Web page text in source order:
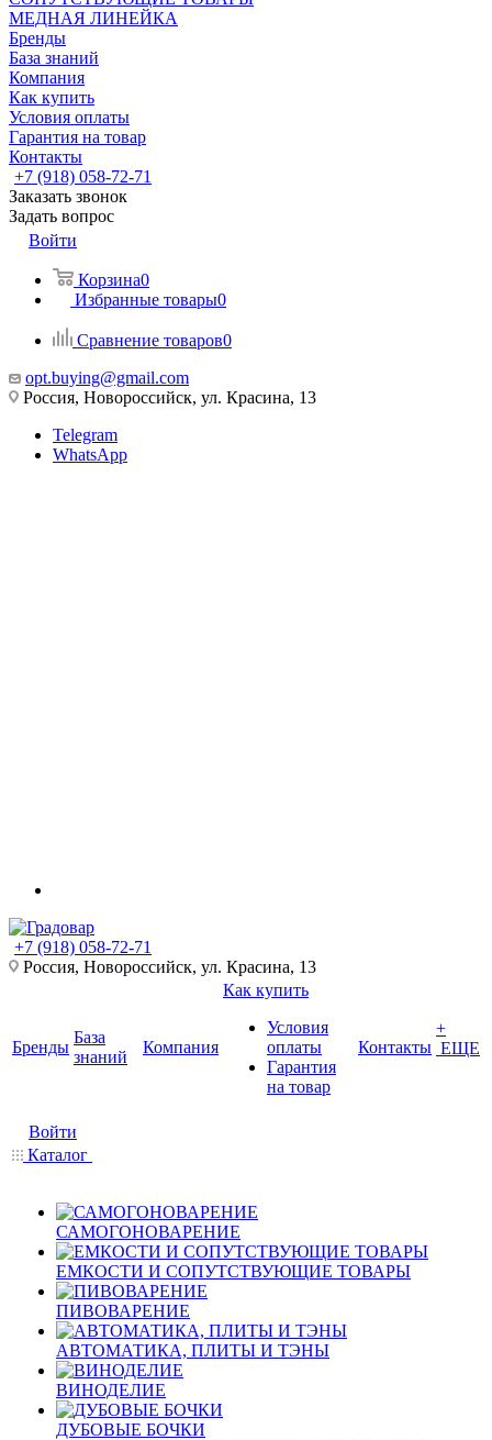
МЕДНАЯ ЛИНЕЙКА
Бренды
База знаний
Компания
Как купить
Условия оплаты
Гарантия на товар
Контакты
+7 (918) 058-72-71
Заказать звонок
Задать вопрос
Войти
Корзина0
Избранные товары0
Сравнение товаров0
opt.buying@gmail.com
Россия, Новороссийск, ул. Красина, 13
Telegram
WhatsApp
+7 (918) 058-72-71
Россия, Новороссийск, ул. Красина, 13
Бренды
База
знаний
Компания
Как купить
Условия
оплаты
Гарантия
на товар
Контакты
+
ЕЩЕ
Войти
Каталог
САМОГОНОВАРЕНИЕ
ЕМКОСТИ И СОПУТСТВУЮЩИЕ ТОВАРЫ
ПИВОВАРЕНИЕ
АВТОМАТИКА, ПЛИТЫ И ТЭНЫ
ВИНОДЕЛИЕ
ДУБОВЫЕ БОЧКИ